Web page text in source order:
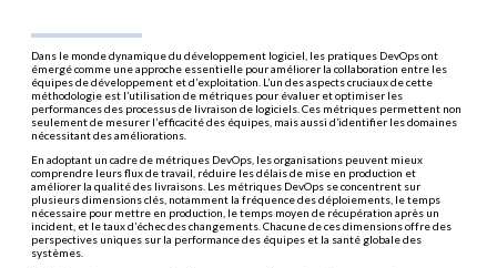
Dans le monde dynamique du développement logiciel, les pratiques DevOps ont
émergé comme une approche essentielle pour améliorer la collaboration entre les
équipes de développement et d’exploitation. L’un des aspects cruciaux de cette
méthodologie est l’utilisation de métriques pour évaluer et optimiser les
performances des processus de livraison de logiciels. Ces métriques permettent non
seulement de mesurer l’efficacité des équipes, mais aussi d’identifier les domaines
nécessitant des améliorations.
En adoptant un cadre de métriques DevOps, les organisations peuvent mieux
comprendre leurs flux de travail, réduire les délais de mise en production et
améliorer la qualité des livraisons. Les métriques DevOps se concentrent sur
plusieurs dimensions clés, notamment la fréquence des déploiements, le temps
nécessaire pour mettre en production, le temps moyen de récupération après un
incident, et le taux d’échec des changements. Chacune de ces dimensions offre des
perspectives uniques sur la performance des équipes et la santé globale des
systèmes.